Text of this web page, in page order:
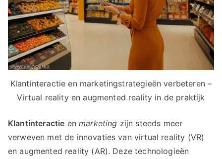
Klantinteractie en marketingstrategieën verbeteren –
Virtual reality en augmented reality in de praktijk
Klantinteractie enmarketing zijn steeds meer
verweven met de innovaties van virtual reality (VR)
en augmented reality (AR). Deze technologieën